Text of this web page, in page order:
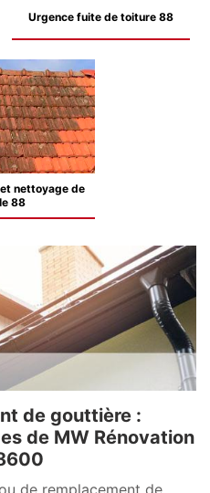
Urgence fuite de toiture 88
nettoyage de
88
de gouttière :
de MW Rénovation
de remplacement de